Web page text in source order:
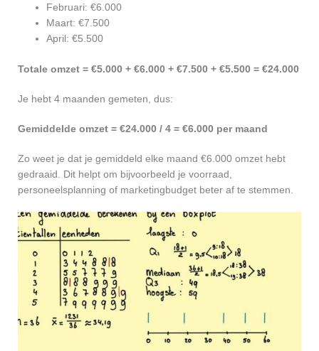
Februari: €6.000
Maart: €7.500
April: €5.500
Totale omzet = €5.000 + €6.000 + €7.500 + €5.500 = €24.000
Je hebt 4 maanden gemeten, dus:
Gemiddelde omzet = €24.000 / 4 = €6.000 per maand
Zo weet je dat je gemiddeld elke maand €6.000 omzet hebt
gedraaid. Dit helpt om bijvoorbeeld je voorraad,
personeelsplanning of marketingbudget beter af te stemmen.